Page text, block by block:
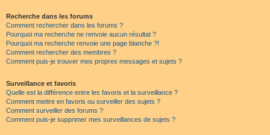
Recherche dans les forums
Comment rechercher dans les forums ?
Pourquoi ma recherche ne renvoie aucun résultat ?
Pourquoi ma recherche renvoie une page blanche ?!
Comment rechercher des membres ?
Comment puis-je trouver mes propres messages et sujets ?
Surveillance et favoris
Quelle est la différence entre les favoris et la surveillance ?
Comment mettre en favoris ou surveiller des sujets ?
Comment surveiller des forums ?
Comment puis-je supprimer mes surveillances de sujets ?